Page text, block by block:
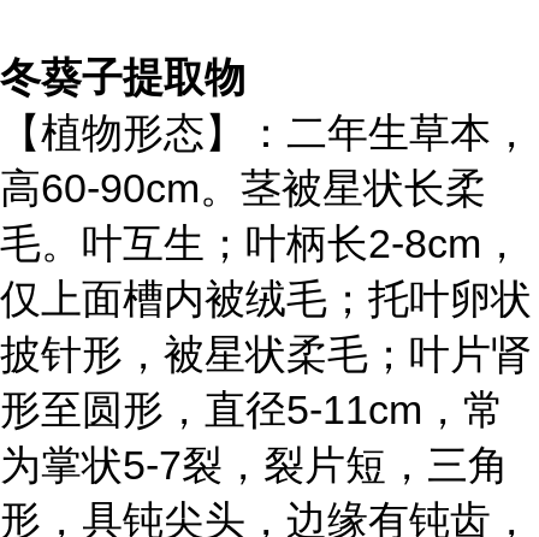
冬葵子提取物
【植物形态】：二年生草本，
高60-90cm。茎被星状长柔
毛。叶互生；叶柄长2-8cm，
仅上面槽内被绒毛；托叶卵状
披针形，被星状柔毛；叶片肾
形至圆形，直径5-11cm，常
为掌状5-7裂，裂片短，三角
形，具钝尖头，边缘有钝齿，